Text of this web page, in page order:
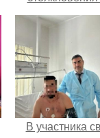
обломком
В участника